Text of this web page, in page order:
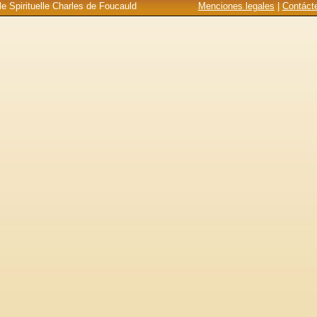
Menciones legales
Spirituelle Charles de Foucauld